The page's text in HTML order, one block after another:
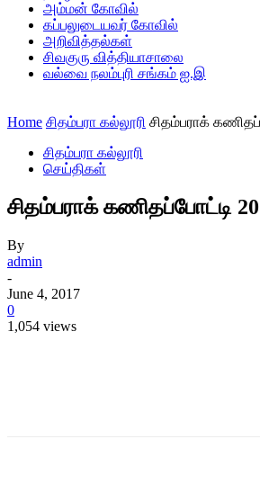
அம்மன் கோவில்
கப்பலுடையவர் கோவில்
அறிவித்தல்கள்
சிவகுரு வித்தியாசாலை
வல்வை நலம்புரி சங்கம் ஐ.இ
Home சிதம்பரா கல்லூரி சிதம்பராக்
சிதம்பரா கல்லூரி
செய்திகள்
சிதம்பராக் கணிதப்போட்டி
By
admin
-
June 4, 2017
0
1,054 views